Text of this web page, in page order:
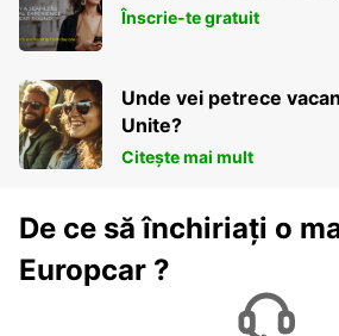
Înscrie-te gratuit
Unde vei petrece
Unite?
Citește mai mult
De ce să închiriați o
Europcar ?